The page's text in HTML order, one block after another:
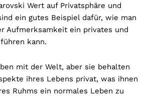
Wert auf Privatsphäre und
ein gutes Beispiel dafür, wie man
Aufmerksamkeit ein privates und
kann.
mit der Welt, aber sie behalten
ihres Lebens privat, was ihnen
Ruhms ein normales Leben zu